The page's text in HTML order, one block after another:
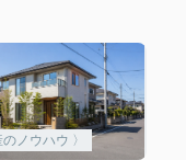
のノウハウ 〉